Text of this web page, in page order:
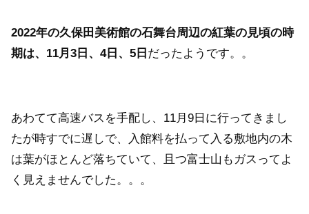
2022年の久保田美術館の石舞台周辺の紅葉の見頃の時
期は、11月3日、4日、5日 だったようです。。
あわてて高速バスを手配し、11月9日に行ってきまし
たが時すでに遅しで、入館料を払って入る敷地内の木
は葉がほとんど落ちていて、且つ富士山もガスってよ
く見えませんでした。。。